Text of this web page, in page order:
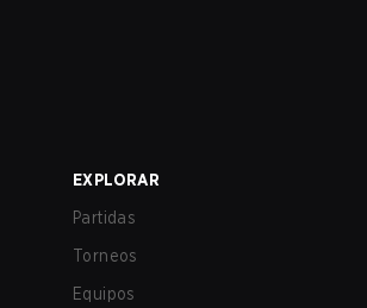
EXPLORAR
Partidas
Torneos
Equipos